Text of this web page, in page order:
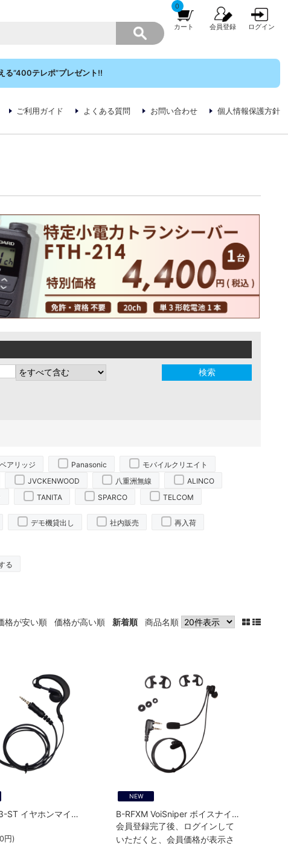
0
カート 会員登録 ログイン
る”400テレポ”プレゼント!!
ご利用ガイド よくある質問 お問い合わせ 個人情報保護方針
ベアリッジ Panasonic
モバイルクリエイト
JVCKENWOOD 八重洲無線
ALINCO
TANITA SPARCO TELCOM
デモ機貸出し 社内販売
再入荷
る
格が安い順 価格が高い順 新着順 商品名順
TC-RC-23-ST イヤホンマイク TELCOMSHOPオリジナル
円)
NEW
B-RFXM VoiSniper ボイスナイパー RFXM ベアリッジ
会員登録完了後、ログインして
いただくと、会員価格が表示さ